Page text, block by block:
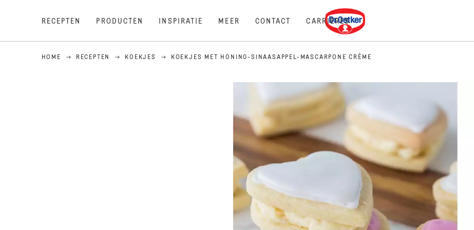
RECEPTEN PRODUCTEN INSPIRATIE MEER CONTACT CARRIÈRES
Dr. Oetker
HOME RECEPTEN KOEKJES KOEKJES MET HONING-SINAASAPPEL-MASCARPONE CRÈME